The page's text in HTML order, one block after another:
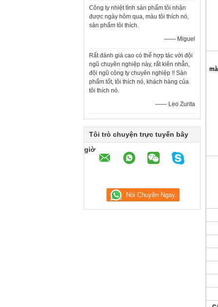
Công ty nhiệt tình sản phẩm tôi nhận
được ngày hôm qua, màu tôi thích nó,
sản phẩm tôi thích.
—— Miguel
Rất đánh giá cao có thể hợp tác với đội
ngũ chuyên nghiệp này, rất kiên nhẫn,
đội ngũ công ty chuyên nghiệp !! Sản
phẩm tốt, tôi thích nó, khách hàng của
tôi thích nó.
—— Leo Zurita
Tôi trò chuyện trực tuyến bây
giờ